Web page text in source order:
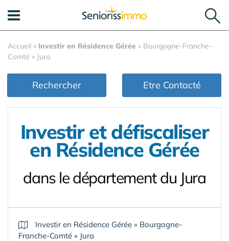
Accueil » Investir en Résidence Gérée » Bourgogne-Franche-
Comté » Jura
Rechercher Etre Contacté
Investir et défiscaliser
en Résidence Gérée
dans le département du Jura
Investir en Résidence Gérée » Bourgogne-
Franche-Comté » Jura